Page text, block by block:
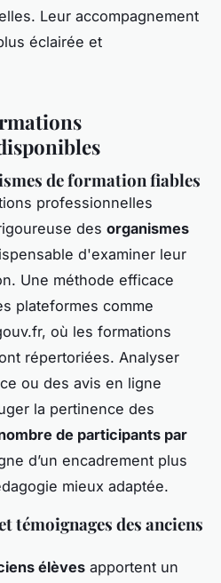
Leur accompagnement
éclairée et
de formation fiables
professionnelles
des organismes
d'examiner leur
Une méthode efficace
plateformes comme
où les formations
répertoriées. Analyser
ou des avis en ligne
la pertinence des
de participants par
d’un encadrement plus
mieux adaptée.
témoignages des anciens
élèves apportent un